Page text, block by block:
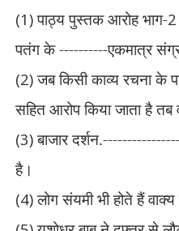
(1)पाठ्य पुस्तक आरोह भाग-2
पतंग के ----------एकमात्र
(2)जब किसी काव्य रचना के
सहित आरोप कियाजाता है तब
(3)बाजार
है।
(4)लोग संयमी भी होते हैं